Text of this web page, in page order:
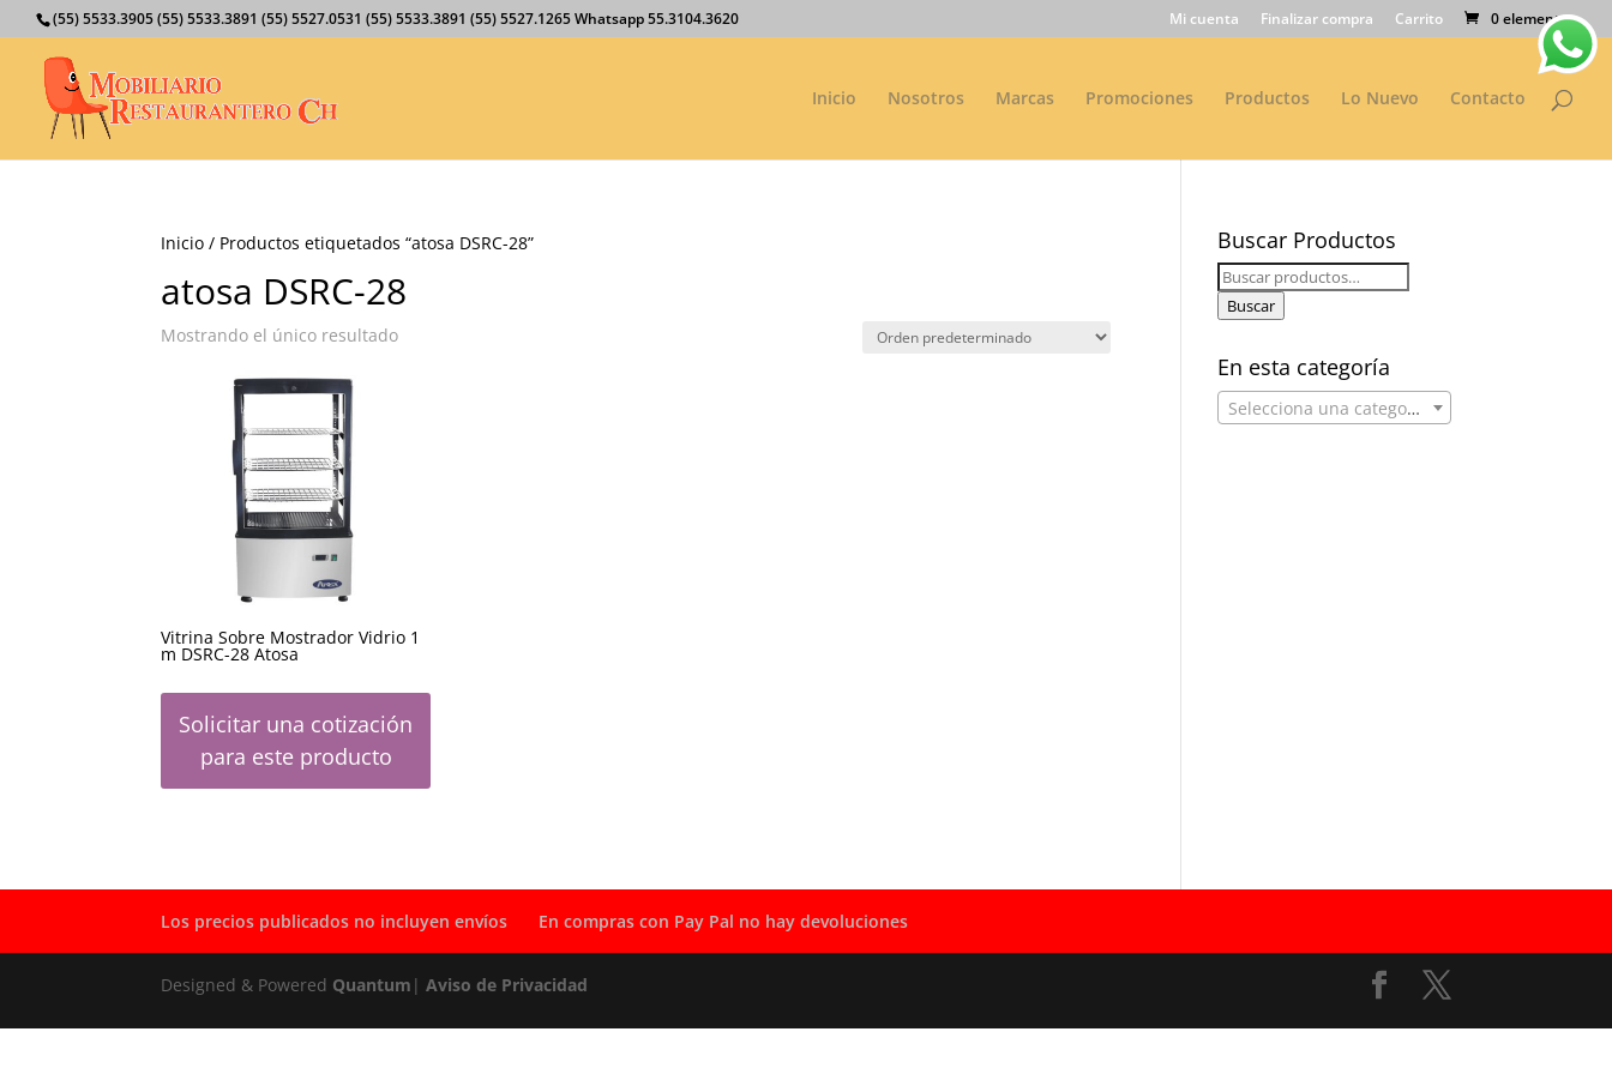
(55) 5533.3905 (55) 5533.3891 (55) 5527.0531 (55) 5533.3891 (55) 5527.1265 Whatsapp 55.3104.3620 Mi cuenta Finalizar compra Carrito 0 elementos
Inicio Nosotros Marcas Promociones Productos Lo Nuevo Contacto
Inicio / Productos etiquetados “atosa DSRC-28”
atosa DSRC-28
Mostrando el único resultado
Vitrina Sobre Mostrador Vidrio 1
m DSRC-28 Atosa
Solicitar una cotización
para este producto
Buscar Productos
Buscar
por:
Buscar
En esta categoría
Selecciona una categoría
Los precios publicados no incluyen envíos En compras con Pay Pal no hay devoluciones
Designed & Powered Quantum |Aviso de Privacidad